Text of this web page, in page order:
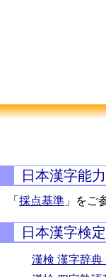
日本漢字能
「採点基準 」をご
日本漢字検
漢検 漢字辞典